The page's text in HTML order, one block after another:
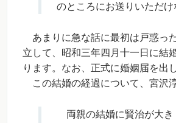
のところにお送りいただ
あまりに急な話に最初は戸惑っ
立して、昭和三年四月十一日に結
ります。なお、正式に婚姻届を出
この結婚の経過について、宮沢
両親の結婚に賢治が大き